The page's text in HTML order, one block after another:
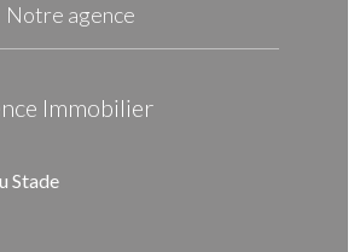
Notre agence
Immobilier
Stade